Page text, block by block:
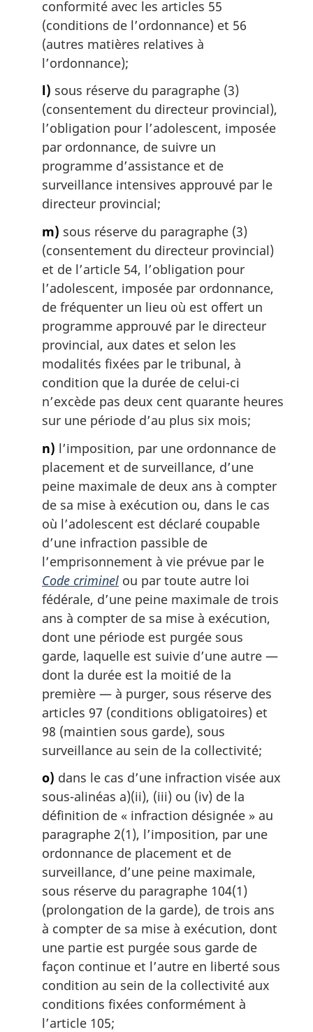
conformité avec les articles 55
(conditions de l’ordonnance) et 56
(autres matières relatives à
l’ordonnance);
l) sous réserve du paragraphe (3)
(consentement du directeur provincial),
l’obligation pour l’adolescent, imposée
par ordonnance, de suivre un
programme d’assistance et de
surveillance intensives approuvé par le
directeur provincial;
m) sous réserve du paragraphe (3)
(consentement du directeur provincial)
et de l’article 54, l’obligation pour
l’adolescent, imposée par ordonnance,
de fréquenter un lieu où est offert un
programme approuvé par le directeur
provincial, aux dates et selon les
modalités fixées par le tribunal, à
condition que la durée de celui-ci
n’excède pas deux cent quarante heures
sur une période d’au plus six mois;
n) l’imposition, par une ordonnance de
placement et de surveillance, d’une
peine maximale de deux ans à compter
de sa mise à exécution ou, dans le cas
où l’adolescent est déclaré coupable
d’une infraction passible de
l’emprisonnement à vie prévue par le
Code criminel ou par toute autre loi
fédérale, d’une peine maximale de trois
ans à compter de sa mise à exécution,
dont une période est purgée sous
garde, laquelle est suivie d’une autre —
dont la durée est la moitié de la
première — à purger, sous réserve des
articles 97 (conditions obligatoires) et
98 (maintien sous garde), sous
surveillance au sein de la collectivité;
o) dans le cas d’une infraction visée aux
sous-alinéas a)(ii), (iii) ou (iv) de la
définition de « infraction désignée » au
paragraphe 2(1), l’imposition, par une
ordonnance de placement et de
surveillance, d’une peine maximale,
sous réserve du paragraphe 104(1)
(prolongation de la garde), de trois ans
à compter de sa mise à exécution, dont
une partie est purgée sous garde de
façon continue et l’autre en liberté sous
condition au sein de la collectivité aux
conditions fixées conformément à
l’article 105;